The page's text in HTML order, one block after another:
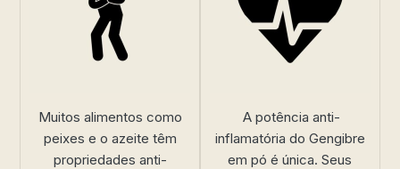
Muitos alimentos como
peixes e o azeite têm
propriedades anti-
A potência anti-
inflamatória do Gengibre
em pó é única. Seus